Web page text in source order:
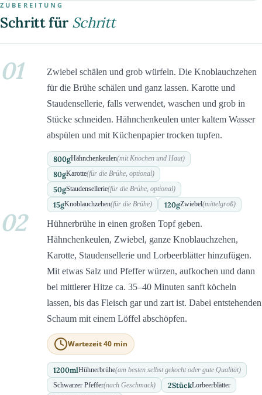
ZUBEREITUNG
Schritt für Schritt
01
Zwiebel schälen und grob würfeln. Die Knoblauchzehen
für die Brühe schälen und ganz lassen. Karotte und
Staudensellerie, falls verwendet, waschen und grob in
Stücke schneiden. Hähnchenkeulen unter kaltem Wasser
abspülen und mit Küchenpapier trocken tupfen.
800gHähnchenkeulen(mit Knochen und Haut)
80gKarotte(für die Brühe, optional)
50gStaudensellerie(für die Brühe, optional)
15gKnoblauchzehen(für die Brühe) 120gZwiebel(mittelgroß)
02
Hühnerbrühe in einen großen Topf geben.
Hähnchenkeulen, Zwiebel, ganze Knoblauchzehen,
Karotte, Staudensellerie und Lorbeerblätter hinzufügen.
Mit etwas Salz und Pfeffer würzen, aufkochen und dann
bei mittlerer Hitze ca. 35–40 Minuten sanft köcheln
lassen, bis das Fleisch gar und zart ist. Dabei entstehenden
Schaum mit einem Löffel abschöpfen.
Wartezeit 40 min
1200mlHühnerbrühe(am besten selbst gekocht oder gute Qualität)
Schwarzer Pfeffer(nach Geschmack) 2StückLorbeerblätter